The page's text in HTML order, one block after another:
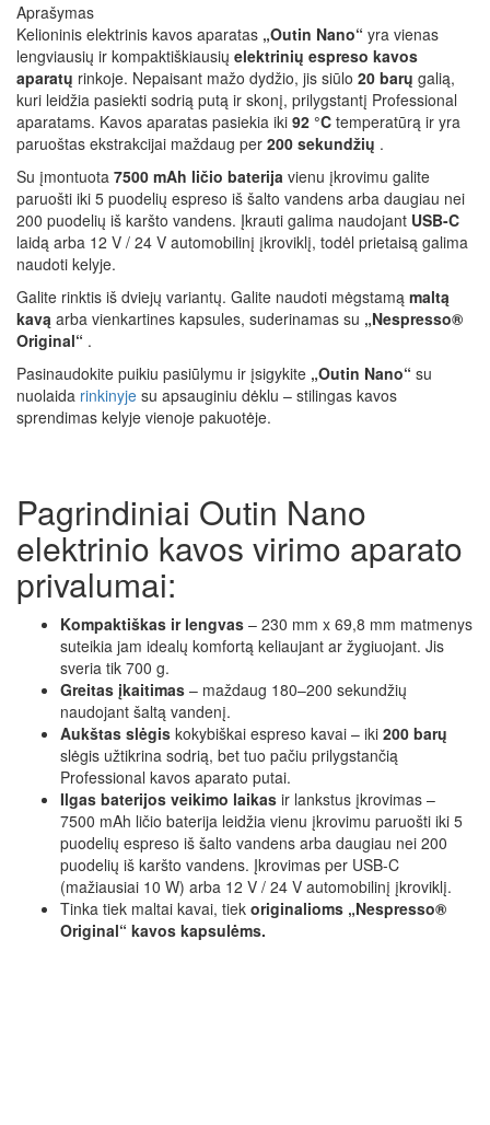
Aprašymas
Kelioninis elektrinis kavos aparatas „Outin Nano“ yra vienas
lengviausių ir kompaktiškiausių elektrinių espreso kavos
aparatų rinkoje. Nepaisant mažo dydžio, jis siūlo 20 barų galią,
kuri leidžia pasiekti sodrią putą ir skonį, prilygstantį Professional
aparatams. Kavos aparatas pasiekia iki 92 °C temperatūrą ir yra
paruoštas ekstrakcijai maždaug per 200 sekundžių .
Su įmontuota 7500 mAh ličio baterija vienu įkrovimu galite
paruošti iki 5 puodelių espreso iš šalto vandens arba daugiau nei
200 puodelių iš karšto vandens. Įkrauti galima naudojant USB-C
laidą arba 12 V / 24 V automobilinį įkroviklį, todėl prietaisą galima
naudoti kelyje.
Galite rinktis iš dviejų variantų. Galite naudoti mėgstamą maltą
kavą arba vienkartines kapsules, suderinamas su „Nespresso®
Original“ .
Pasinaudokite puikiu pasiūlymu ir įsigykite „Outin Nano“ su
nuolaida rinkinyje su apsauginiu dėklu – stilingas kavos
sprendimas kelyje vienoje pakuotėje.
Pagrindiniai Outin Nano
elektrinio kavos virimo aparato
privalumai:
Kompaktiškas ir lengvas – 230 mm x 69,8 mm matmenys
suteikia jam idealų komfortą keliaujant ar žygiuojant. Jis
sveria tik 700 g.
Greitas įkaitimas – maždaug 180–200 sekundžių
naudojant šaltą vandenį.
Aukštas slėgis kokybiškai espreso kavai – iki 200 barų
slėgis užtikrina sodrią, bet tuo pačiu prilygstančią
Professional kavos aparato putai.
Ilgas baterijos veikimo laikas ir lankstus įkrovimas –
7500 mAh ličio baterija leidžia vienu įkrovimu paruošti iki 5
puodelių espreso iš šalto vandens arba daugiau nei 200
puodelių iš karšto vandens. Įkrovimas per USB-C
(mažiausiai 10 W) arba 12 V / 24 V automobilinį įkroviklį.
Tinka tiek maltai kavai, tiek originalioms „Nespresso®
Original“ kavos kapsulėms.